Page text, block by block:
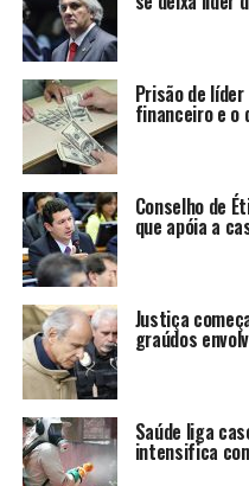
Prisão de
financeiro e o
Conselho de
que apóia a
Justiça
graúdos
Saúde liga
intensifica